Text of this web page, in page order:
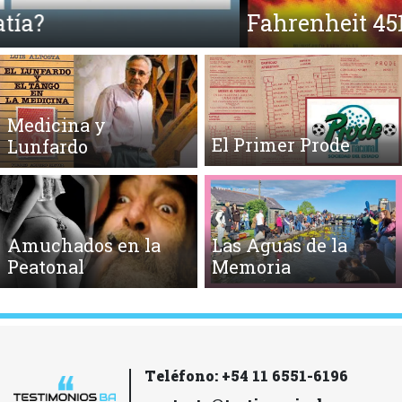
Fahrenheit 451 y la Quema de Libros
Medicina y
Lunfardo
El Primer Prode
Amuchados en la
Peatonal
Las Aguas de la
Memoria
Teléfono: +54 11 6551-6196